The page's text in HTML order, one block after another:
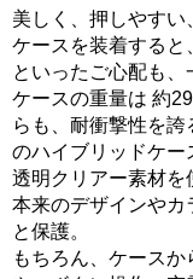
美しく、押しやすい
ケースを装着すると
といったご心配も、
ケースの重量は 約
らも、耐衝撃性を
のハイブリッドケー
透明クリアー素材
本来のデザインやカ
と保護。
もちろん、ケース